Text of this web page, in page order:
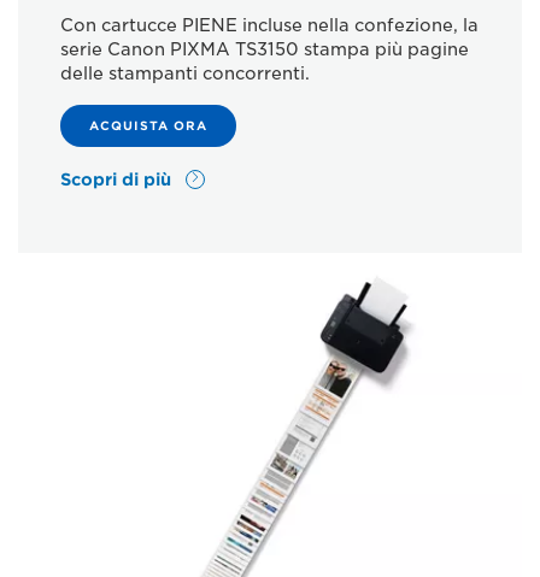
Con cartucce PIENE incluse nella confezione, la
serie Canon PIXMA TS3150 stampa più pagine
delle stampanti concorrenti.
ACQUISTA ORA
Scopri di più